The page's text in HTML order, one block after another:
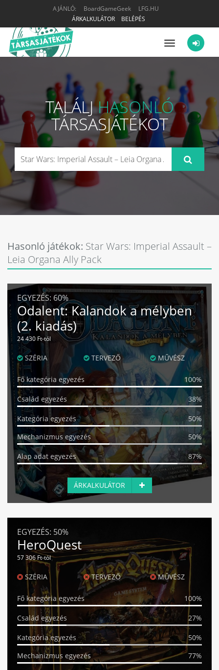
AJÁNLÓ: BoardGameGeek
LFG.HU
ÁRKALKULÁTOR
BELÉPÉS
Menü
TALÁLJHASONLÓ
TÁRSASJÁTÉKOT
Hasonló játékok: Star Wars: Imperial Assault –
Leia Organa Ally Pack
EGYEZÉS: 60%
Odalent: Kalandok a mélyben
(2. kiadás)
24 430 Ft-tól
SZÉRIA TERVEZŐ MŰVÉSZ
Fő kategória egyezés 100%
Család egyezés 38%
Kategória egyezés
50%
Mechanizmus egyezés
50%
Alap adat egyezés 87%
ÁRKALKULÁTOR
EGYEZÉS: 50%
HeroQuest
57 306 Ft-tól
SZÉRIA TERVEZŐ MŰVÉSZ
Fő kategória egyezés 100%
Család egyezés 27%
Kategória egyezés
50%
Mechanizmus egyezés
77%